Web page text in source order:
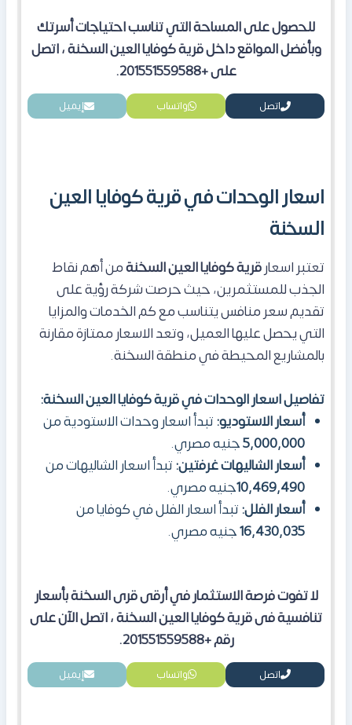
للحصول على المساحة التي تناسب احتياجات أسرتك
وبأفضل المواقع داخل قرية كوفايا العين السخنة ، اتصل
على +201551559588.
اتصل واتساب إيميل
اسعار الوحدات في قرية كوفايا العين
السخنة
تعتبر اسعارقرية كوفايا العين السخنةمن أهم نقاط
الجذب للمستثمرين، حيث حرصت شركة رؤية على
تقديم سعر منافس يتناسب مع كم الخدمات والمزايا
التي يحصل عليها العميل، وتعد الاسعار ممتازة مقارنة
بالمشاريع المحيطة في منطقة السخنة.
تفاصيل اسعار الوحدات في قرية كوفايا العين السخنة:
أسعار الاستوديو:تبدأ اسعار وحدات الاستودية من
5,000,000جنيه مصري.
أسعار الشاليهات غرفتين:تبدأ اسعار الشاليهات من
10,469,490جنيه مصري.
أسعار الفلل:تبدأ اسعار الفلل في كوفايا من
16,430,035جنيه مصري.
لا تفوت فرصة الاستثمار في أرقى قرى السخنة بأسعار
تنافسية فى قرية كوفايا العين السخنة ، اتصل الآن على
رقم +201551559588.
اتصل واتساب إيميل